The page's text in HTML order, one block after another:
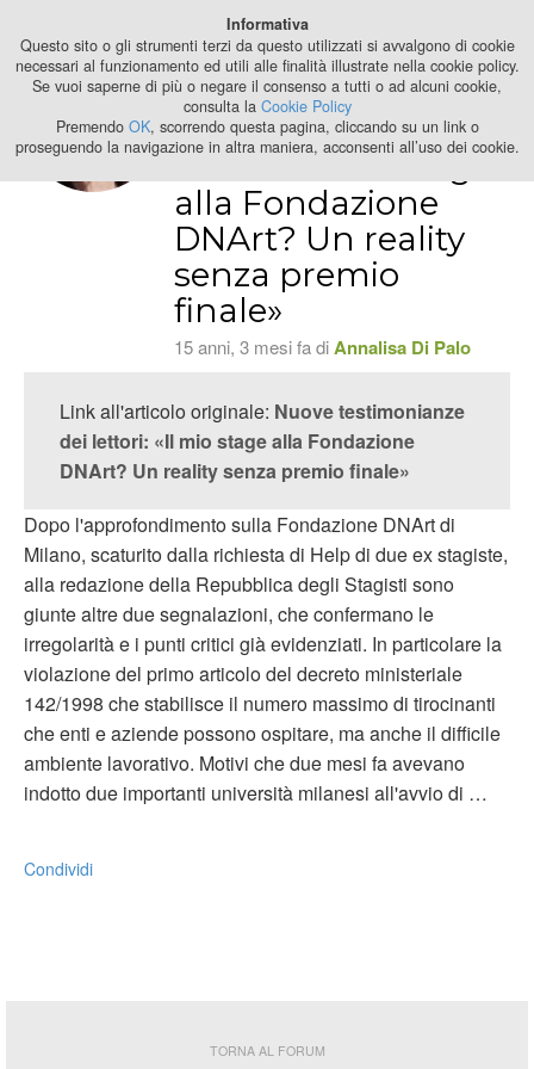
2024
Nuove
testimonianze dei
lettori: «Il mio stage
alla Fondazione
DNArt? Un reality
senza premio
finale»
15 anni, 3 mesi fa diAnnalisa Di Palo
Link all'articolo originale: Nuove testimonianze
dei lettori: «Il mio stage alla Fondazione
DNArt? Un reality senza premio finale»
Dopo l'approfondimento sulla Fondazione DNArt di
Milano, scaturito dalla richiesta di Help di due ex stagiste,
alla redazione della Repubblica degli Stagisti sono
giunte altre due segnalazioni, che confermano le
irregolarità e i punti critici già evidenziati. In particolare la
violazione del primo articolo del decreto ministeriale
142/1998 che stabilisce il numero massimo di tirocinanti
che enti e aziende possono ospitare, ma anche il difficile
ambiente lavorativo. Motivi che due mesi fa avevano
indotto due importanti università milanesi all'avvio di …
Condividi
TORNA AL FORUM
Informativa
Questo sito o gli strumenti terzi da questo utilizzati si avvalgono di cookie
necessari al funzionamento ed utili alle finalità illustrate nella cookie policy.
Se vuoi saperne di più o negare il consenso a tutti o ad alcuni cookie,
consulta la Cookie Policy
Premendo OK, scorrendo questa pagina, cliccando su un link o
proseguendo la navigazione in altra maniera, acconsenti all’uso dei cookie.